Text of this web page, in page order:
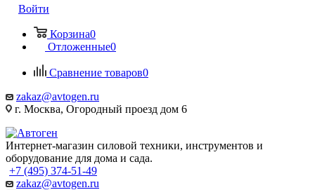
Войти
Корзина0
Отложенные0
Сравнение товаров0
zakaz@avtogen.ru
г. Москва, Огородный проезд дом 6
Интернет-магазин силовой техники, инструментов и
оборудование для дома и сада.
+7 (495) 374-51-49
zakaz@avtogen.ru